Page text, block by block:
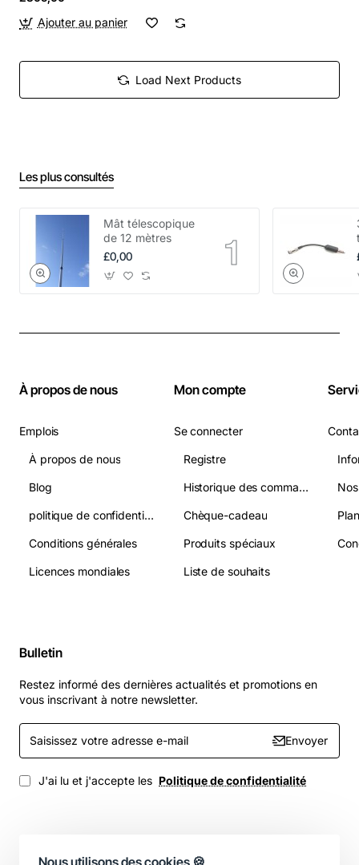
Nous utilisons des cookies 🍪
Ajouter au panier
Load Next Products
Les plus consultés
Mât télescopique
de 12 mètres
£0,00
À propos de nous
Emplois
À propos de nous
Blog
politique de confidentialité
Conditions générales
Licences mondiales
Mon compte
Se connecter
Registre
Historique des commandes
Chèque-cadeau
Produits spéciaux
Liste de souhaits
Bulletin
Restez informé des dernières actualités et promotions en
vous inscrivant à notre newsletter.
Saisissez
votre
adresse
e-
mail
Envoyer
J'ai lu et j'accepte les Politique de confidentialité